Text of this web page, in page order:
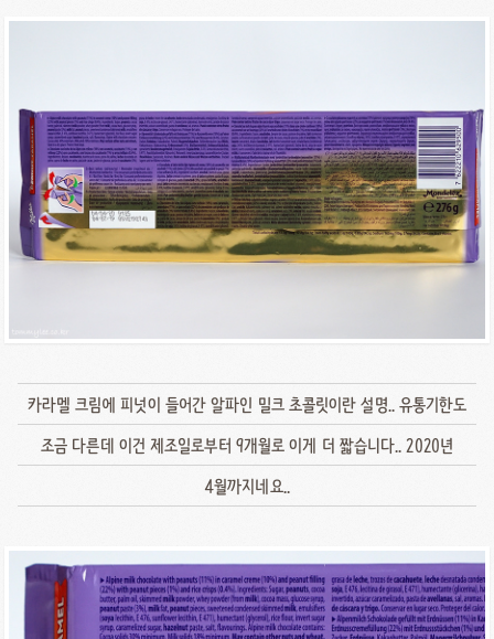
카라멜 크림에 피넛이 들어간 알파인 밀크 초콜릿이란 설명.. 유통기한도
조금 다른데 이건 제조일로부터 9개월로 이게 더 짧습니다.. 2020년
4월까지네요..